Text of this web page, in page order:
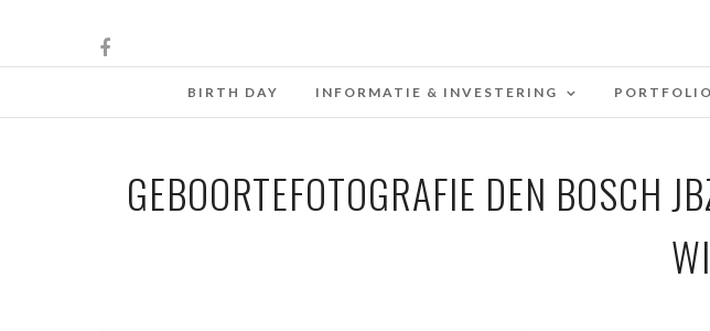
BIRTH DAY INFORMATIE & INVESTERING PORTFOLIO
GEBOORTEFOTOGRAFIE DEN BOSCH